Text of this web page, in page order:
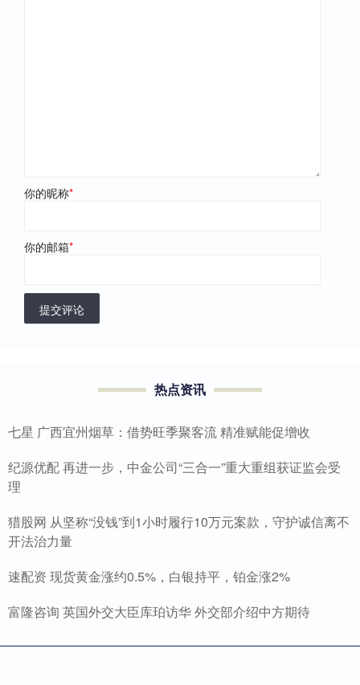
你的昵称*
你的邮箱*
提交评论
热点资讯
七星 广西宜州烟草：借势旺季聚客流 精准赋能促增收
纪源优配 再进一步，中金公司“三合一”重大重组获证监会受
理
猎股网 从坚称“没钱”到1小时履行10万元案款，守护诚信离不
开法治力量
速配资 现货黄金涨约0.5%，白银持平，铂金涨2%
富隆咨询 英国外交大臣库珀访华 外交部介绍中方期待